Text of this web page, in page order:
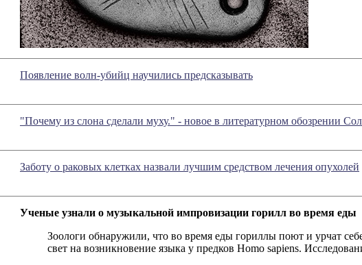
Появление волн-убийц научились предсказывать
"Почему из слона сделали муху." - новое в литературном обозрении
Заботу о раковых клетках назвали лучшим средством лечения опухолей
Ученые узнали о музыкальной импровизации горилл во время еды
Зоологи обнаружили, что во время еды гориллы поют и урчат
свет на возникновение языка у предков Homo sapiens.